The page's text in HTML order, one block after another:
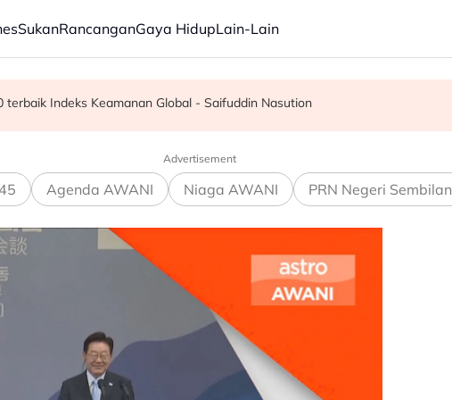
SukanRancanganGaya HidupLain-Lain
Tuaran Indeks Keamanan Global - Saifuddin Nasution
tawar pengajaran kepada dunia - Aaron
Advertisement
Agenda AWANI Niaga AWANI PRN Negeri Sembilan